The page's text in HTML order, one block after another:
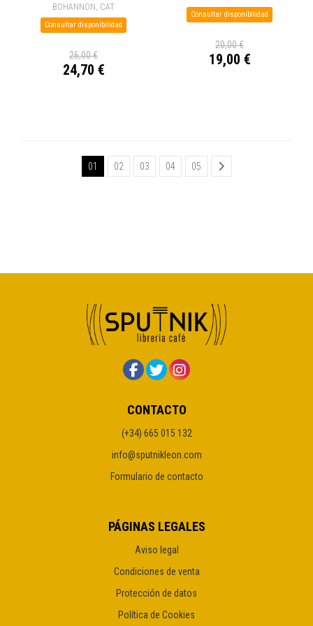
BOHANNON, CAT
Consultar disponibilidad
26,00 €
24,70 €
Consultar disponibilidad
20,00 €
19,00 €
01 02 03 04 05
CONTACTO
(+34) 665 015 132
info@sputnikleon.com
Formulario de contacto
PÁGINAS LEGALES
Aviso legal
Condiciones de venta
Protección de datos
Política de Cookies